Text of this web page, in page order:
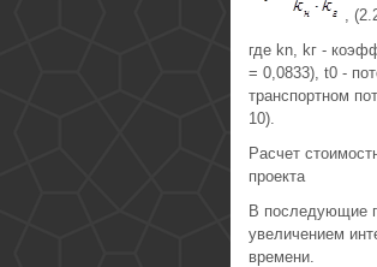
,
где kn, kг -
= 0,0833), t0 -
транспортном
10).
Расчет
проекта
В последующие
увеличением
времени.